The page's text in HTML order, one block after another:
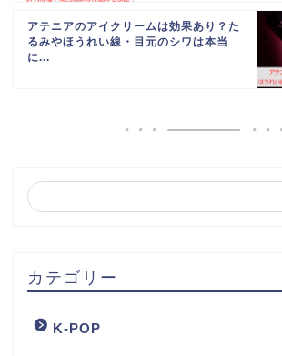
アテニアのアイクリームは効果あり？た
るみやほうれい線・目元のシワは本当
に...
カテゴリー
K-POP